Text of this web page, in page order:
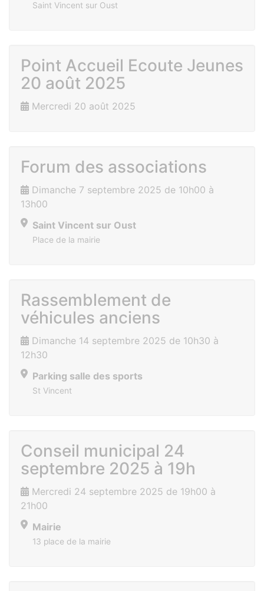
Saint Vincent sur Oust
Point Accueil Ecoute Jeunes
20 août 2025
Mercredi 20 août 2025
Forum des associations
Dimanche 7 septembre 2025 de 10h00 à
13h00
Saint Vincent sur Oust
Place de la mairie
Rassemblement de
véhicules anciens
Dimanche 14 septembre 2025 de 10h30 à
12h30
Parking salle des sports
St Vincent
Conseil municipal 24
septembre 2025 à 19h
Mercredi 24 septembre 2025 de 19h00 à
21h00
Mairie
13 place de la mairie